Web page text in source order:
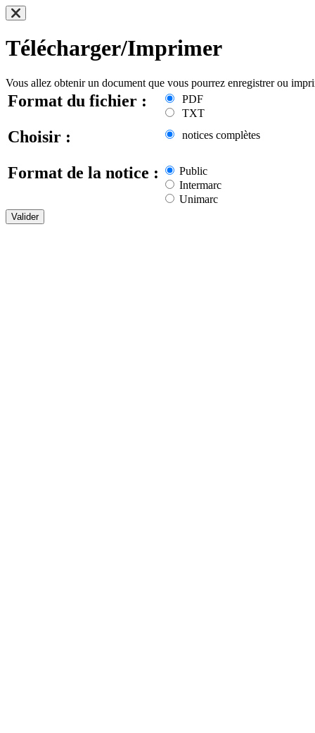
Télécharger/Imprimer
Vous allez obtenir un document que vous pourrez enregistrer ou
Format du fichier :
PDF
TXT
Choisir : notices complètes
Format de la notice :
Public
Intermarc
Unimarc